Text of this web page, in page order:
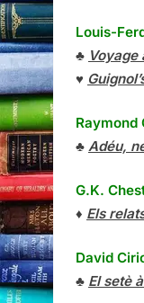
Louis-
♣ Voyage
♥
Raymond
♣ Adéu,
G.K.
♦ Els
David
♣ El setè